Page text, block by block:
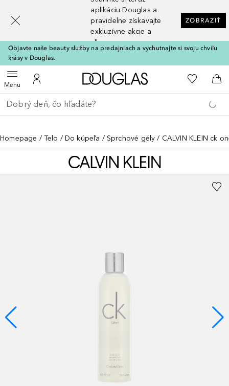
aplikáciu Douglas a
pravidelne získavajte
exkluzívne akcie a
zľavy
ZOBRAZIŤ
Objavte naše beauty služby na predajniach a vychutnajte si svoju chvíľu
krásy v Douglas.
MenuOtvoriť menuDo môjho účtu
Domov Do môjho
Do
Choď späť
Vykonajte vyhľadávanie
Homepage Telo Do kúpeľa Sprchové gély CALVIN KLEIN ck
[navigation.slideout.screenreader]